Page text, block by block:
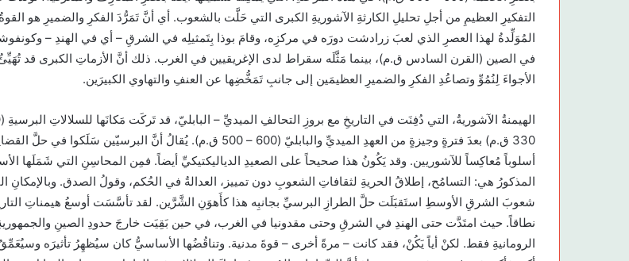
التفكيرِ العظيمِ من أجلِ تحليلِ الكارثةِ الآشوريةِ الكبرى التي حَلَّت بالشعوب. أي أنَّ تَمَرُّدَ الفكرِ والضميرِ هو القوةُ
المُوَلِّدةُ لهذا العصرِ الذي لعبَ زرادشت دورَه في مركزِه، وقامَ بوذا بِتَمثيلِه في الشرقِ – أي في الهندِ –
في الصين (القرن السادس ق.م)، بينما مَثَّلَه سقراط لدى الإغريقيين في الغرب. ذلك أنَّ الأزماتِ الكبرى قد
الأجواءَ لِنُمُوِّ وتصاعُدِ الفكرِ والضميرِ العظيمَين إلى جانبِ تَمَخُّضِها عن العنفِ والتهاوي الكبيرَين.
330 ق.م) بعدَ فترةٍ وجيزةٍ من العهدِ الميديِّ والبابليّ (600 – 500 ق.م). يُقالُ أنَّ البرسيّين سَلَكوا في حلَّ
أسلوباً مُعاكِساً للآشوريين. وقد يَكُونُ هذا صحيحاً على الصعيدِ الدياليكتيكيِّ أيضاً. فمِن المحاسِنِ التي شَمَلَها
المذكورُ هي: التسامُح، إطلاقُ الحريةِ لثقافاتِ الشعوبِ دون تمييز، العدالةُ في الحُكم، وقولُ الصدق. وبالإمكانِ
شعوبَ الشرقِ الأوسطِ استَقبَلَت حلَّ الطرازِ البرسيِّ بجانبِه هذا كأَهوَنِ الشَّرَّين. لقد تأسَّسَت أوسعُ هيمناتِ
نطاقاً. حيث امتَدَّت حتى الهندِ في الشرقِ وحتى مقدونيا في الغرب، في حين بَقِيَت خارجَ حدودِ الصينِ
الرومانيةِ فقط. لكنْ أياً يَكُنْ، فقد كانت – مرةً أخرى – قوةَ مدنية. وتناقُضُها الأساسيُّ كان سيُظهِرُ تأثيرَه وسيُعَمِّقُ